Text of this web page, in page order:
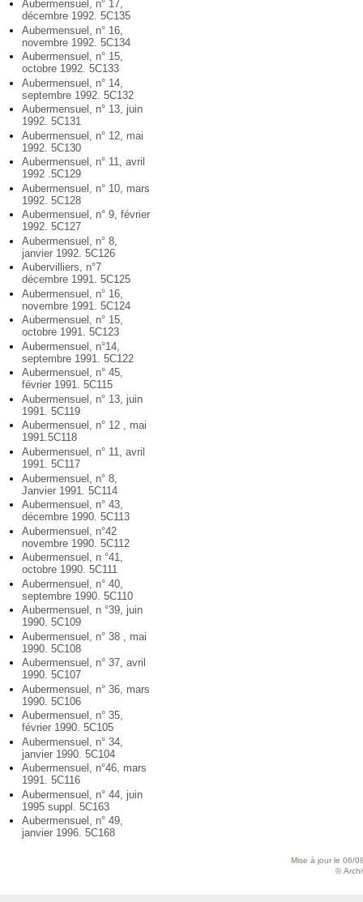
Aubermensuel, n° 17,
décembre 1992. 5C135
Aubermensuel, n° 16,
novembre 1992. 5C134
Aubermensuel, n° 15,
octobre 1992. 5C133
Aubermensuel, n° 14,
septembre 1992. 5C132
Aubermensuel, n° 13, juin
1992. 5C131
Aubermensuel, n° 12, mai
1992. 5C130
Aubermensuel, n° 11, avril
1992 .5C129
Aubermensuel, n° 10, mars
1992. 5C128
Aubermensuel, n° 9, février
1992. 5C127
Aubermensuel, n° 8,
janvier 1992. 5C126
Aubervilliers, n°7
décembre 1991. 5C125
Aubermensuel, n° 16,
novembre 1991. 5C124
Aubermensuel, n° 15,
octobre 1991. 5C123
Aubermensuel, n°14,
septembre 1991. 5C122
Aubermensuel, n° 45,
février 1991. 5C115
Aubermensuel, n° 13, juin
1991. 5C119
Aubermensuel, n° 12 , mai
1991.5C118
Aubermensuel, n° 11, avril
1991. 5C117
Aubermensuel, n° 8,
Janvier 1991. 5C114
Aubermensuel, n° 43,
décembre 1990. 5C113
Aubermensuel, n°42
novembre 1990. 5C112
Aubermensuel, n °41,
octobre 1990. 5C111
Aubermensuel, n° 40,
septembre 1990. 5C110
Aubermensuel, n °39, juin
1990. 5C109
Aubermensuel, n° 38 , mai
1990. 5C108
Aubermensuel, n° 37, avril
1990. 5C107
Aubermensuel, n° 36, mars
1990. 5C106
Aubermensuel, n° 35,
février 1990. 5C105
Aubermensuel, n° 34,
janvier 1990. 5C104
Aubermensuel, n°46, mars
1991. 5C116
Aubermensuel, n° 44, juin
1995 suppl. 5C163
Aubermensuel, n° 49,
janvier 1996. 5C168
Mise à jour le 06/
©